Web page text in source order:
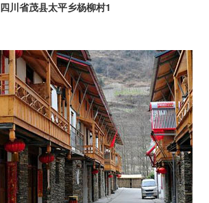
四川省茂县太平乡杨柳村1